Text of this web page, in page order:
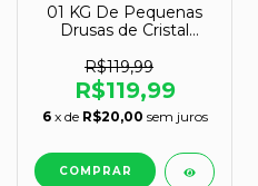
01 KG De Pequenas
Drusas de Cristal
EXTRA ATACADO
R$119,99
R$119,99
6 x de R$20,00 sem juros